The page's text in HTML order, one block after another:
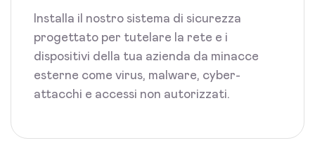
Installa il nostro sistema di sicurezza
progettato per tutelare la rete e i
dispositivi della tua azienda da minacce
esterne come virus, malware, cyber-
attacchi e accessi non autorizzati.